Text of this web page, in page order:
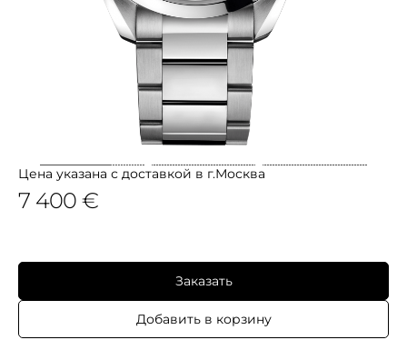
Цена указана с доставкой в г.Москва
7 400 €
Заказать
Добавить в корзину